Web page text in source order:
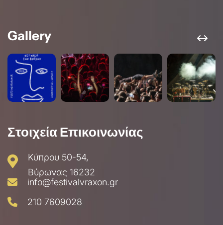
Gallery
Στοιχεία Επικοινωνίας
Κύπρου 50-54,
Βύρωνας 16232
info@festivalvraxon.gr
210 7609028